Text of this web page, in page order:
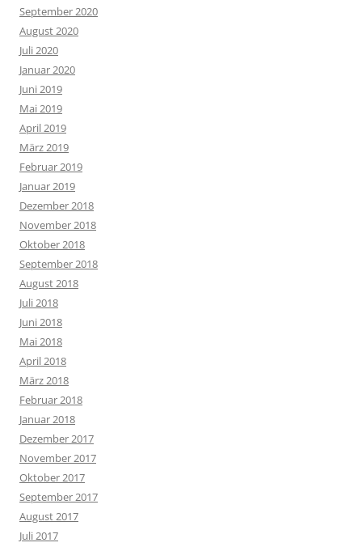
September 2020
August 2020
Juli 2020
Januar 2020
Juni 2019
Mai 2019
April 2019
März 2019
Februar 2019
Januar 2019
Dezember 2018
November 2018
Oktober 2018
September 2018
August 2018
Juli 2018
Juni 2018
Mai 2018
April 2018
März 2018
Februar 2018
Januar 2018
Dezember 2017
November 2017
Oktober 2017
September 2017
August 2017
Juli 2017